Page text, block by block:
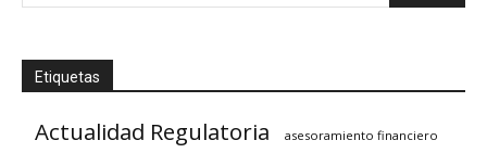
Etiquetas
Actualidad Regulatoria asesoramiento financiero